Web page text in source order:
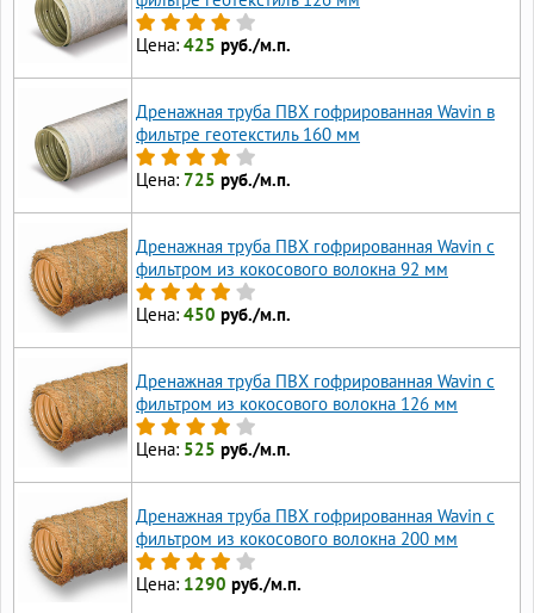
Цена: 425 руб./м.п.
Дренажная труба ПВХ гофрированная Wavin в
фильтре геотекстиль 160 мм
Цена: 725 руб./м.п.
Дренажная труба ПВХ гофрированная Wavin с
фильтром из кокосового волокна 92 мм
Цена: 450 руб./м.п.
Дренажная труба ПВХ гофрированная Wavin с
фильтром из кокосового волокна 126 мм
Цена: 525 руб./м.п.
Дренажная труба ПВХ гофрированная Wavin с
фильтром из кокосового волокна 200 мм
Цена: 1290 руб./м.п.